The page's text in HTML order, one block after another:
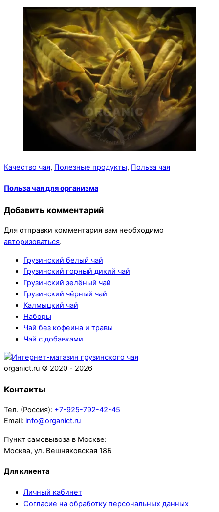
Качество чая, Полезные продукты, Польза чая
Польза чая для организма
Добавить комментарий
Для отправки комментария вам необходимо
авторизоваться.
Грузинский белый чай
Грузинский горный дикий чай
Грузинский зелёный чай
Грузинский чёрный чай
Калмыцкий чай
Наборы
Чай без кофеина и травы
Чай с добавками
Back
To
organict.ru © 2020 - 2026
Контакты
Тел. (Россия): +7-925-792-42-45
Email: info@organict.ru
Пункт самовывоза в Москве:
Москва, ул. Вешняковская 18Б
Для клиента
Личный кабинет
Согласие на обработку персональных данных